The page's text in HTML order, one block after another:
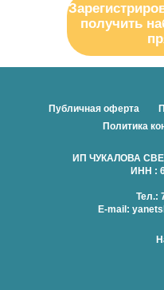
получить
Публичная оферта
Политика
ИП ЧУКАЛОВА
ИНН :
Тел.:
E-mail: